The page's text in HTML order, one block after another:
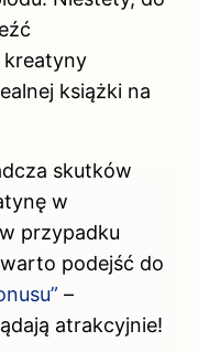
kreatyny
książki na
skutków
w
przypadku
podejść do
–
atrakcyjnie!